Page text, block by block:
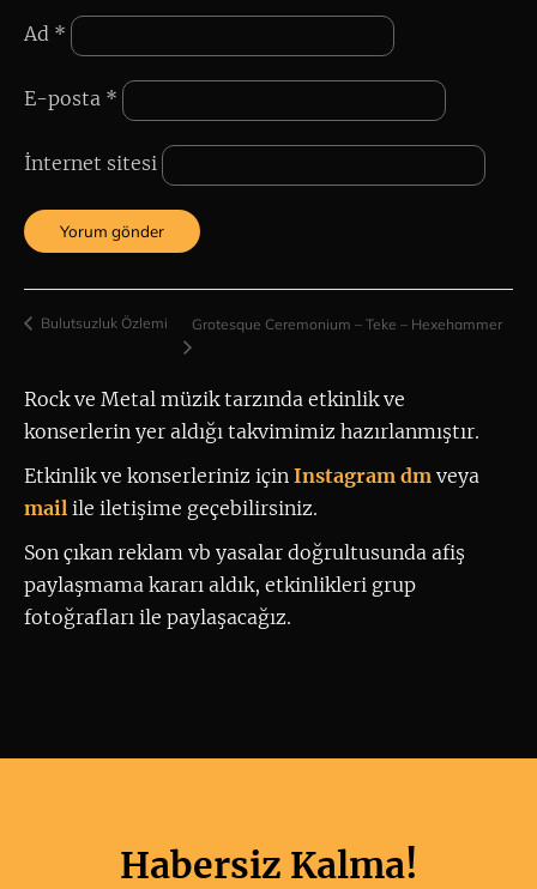
Ad *
E-posta *
İnternet sitesi
Bulutsuzluk Özlemi Grotesque Ceremonium – Teke – Hexehammer
Rock ve Metal müzik tarzında etkinlik ve
konserlerin yer aldığı takvimimiz hazırlanmıştır.
Etkinlik ve konserleriniz için Instagram dm
mail ile iletişime geçebilirsiniz.
Son çıkan reklam vb yasalar doğrultusunda afiş
paylaşmama kararı aldık, etkinlikleri grup
fotoğrafları ile paylaşacağız.
Habersiz Kalma!